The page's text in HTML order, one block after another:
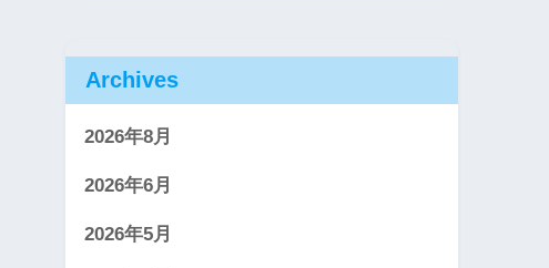
Archives
2026年8月
2026年6月
2026年5月